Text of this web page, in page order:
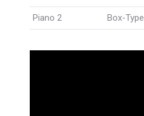
Piano 2 Box-Type